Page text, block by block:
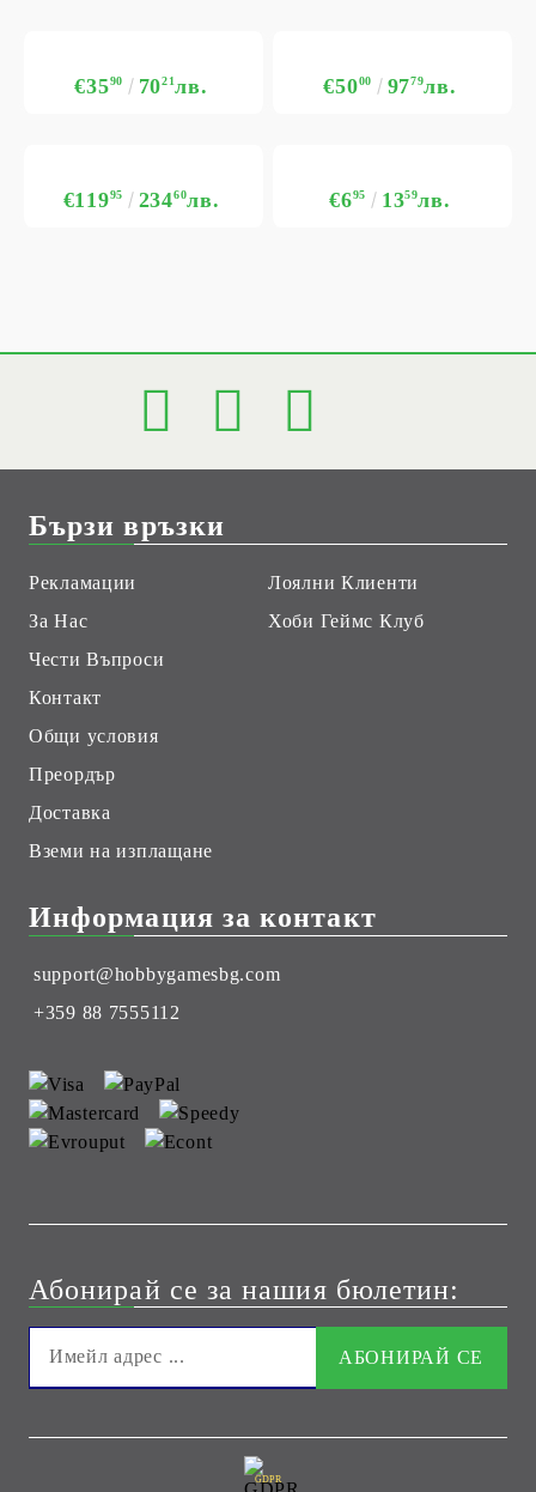
€3590 7021лв. €5000 9779лв.
€11995 23460лв. €695 1359лв.
Бързи връзки
Рекламации
За Нас
Чести Въпроси
Контакт
Общи условия
Преордър
Доставка
Вземи на изплащане
Лоялни Клиенти
Хоби Геймс Клуб
Информация за контакт
support@hobbygamesbg.com
+359 88 7555112
Абонирай се за нашия бюлетин:
GDPR